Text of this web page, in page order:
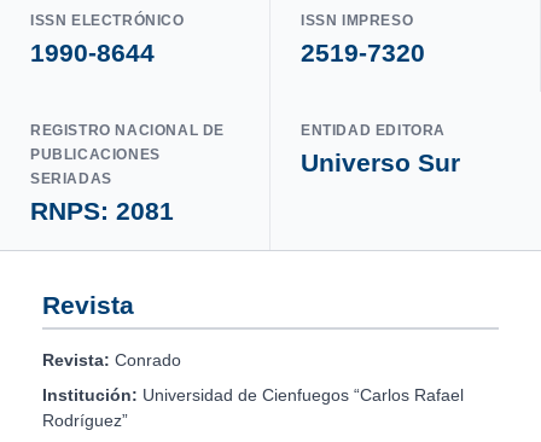
ISSN ELECTRÓNICO
1990-8644
ISSN IMPRESO
2519-7320
REGISTRO NACIONAL DE
PUBLICACIONES
SERIADAS
RNPS: 2081
ENTIDAD EDITORA
Universo Sur
Revista
Revista: Conrado
Institución: Universidad de Cienfuegos “Carlos Rafael
Rodríguez”